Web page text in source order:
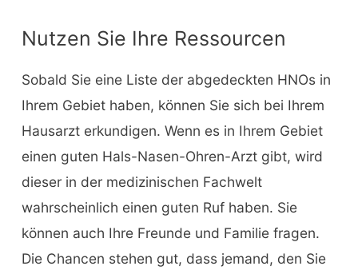
Nutzen Sie Ihre Ressourcen
Sobald Sie eine Liste der abgedeckten HNOs in
Ihrem Gebiet haben, können Sie sich bei Ihrem
Hausarzt erkundigen. Wenn es in Ihrem Gebiet
einen guten Hals-Nasen-Ohren-Arzt gibt, wird
dieser in der medizinischen Fachwelt
wahrscheinlich einen guten Ruf haben. Sie
können auch Ihre Freunde und Familie fragen.
Die Chancen stehen gut, dass jemand, den Sie